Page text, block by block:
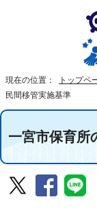
現在の位置： トップペ
民間移管実施基準
一宮市保育所